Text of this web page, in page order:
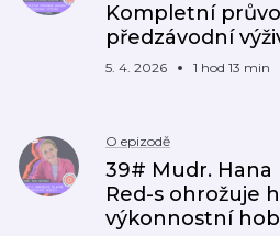
Kompletní
předzávodní
5. 4. 2026 1 hod 13 min
O epizodě
39# Mudr.
Red-s ohrožuje
výkonnostní